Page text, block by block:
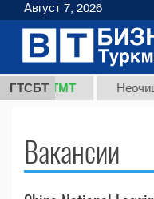
ГТСБТ
37,8 ТМТ
Вакансии
Август 7, 2026